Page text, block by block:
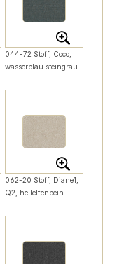
044-72 Stoff, Coco,
wasserblau steingrau
062-20 Stoff, Diane1,
Q2, hellelfenbein